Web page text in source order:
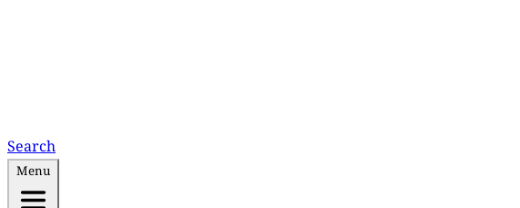
Search
Menu